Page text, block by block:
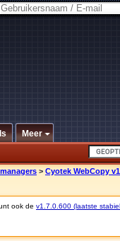
Meer
> Cyotek WebCopy
ook de v1.7.0.600 (laatste